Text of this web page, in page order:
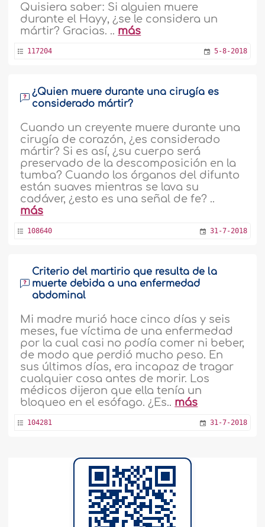
Quisiera saber: Si alguien muere
durante el Hayy, ¿se le considera un
mártir? Gracias. .. más
117204 5-8-2018
¿Quien muere durante una cirugía es
considerado mártir?
Cuando un creyente muere durante una
cirugía de corazón, ¿es considerado
mártir? Si es así, ¿su cuerpo será
preservado de la descomposición en la
tumba? Cuando los órganos del difunto
están suaves mientras se lava su
cadáver, ¿esto es una señal de fe? ..
más
108640 31-7-2018
Criterio del martirio que resulta de la
muerte debida a una enfermedad
abdominal
Mi madre murió hace cinco días y seis
meses, fue víctima de una enfermedad
por la cual casi no podía comer ni beber,
de modo que perdió mucho peso. En
sus últimos días, era incapaz de tragar
cualquier cosa antes de morir. Los
médicos dijeron que ella tenía un
bloqueo en el esófago. ¿Es.. más
104281 31-7-2018